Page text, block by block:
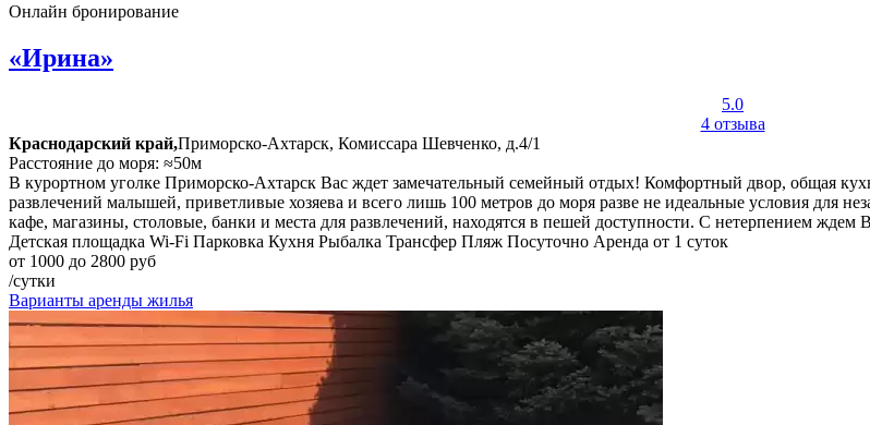
Онлайн бронирование
«Ирина»
5.0
4 отзыва
Краснодарский край,Приморско-Ахтарск, Комиссара Шевченко, д.4/1
Расстояние до моря: ≈50м
В курортном уголке Приморско-Ахтарск Вас ждет замечательный семейный отдых! Комфортный двор, общая
развлечений малышей, приветливые хозяева и всего лишь 100 метров до моря разве не идеальные условия для
кафе, магазины, столовые, банки и места для развлечений, находятся в пешей доступности. С нетерпением ждем
Детская площадка Wi-Fi Парковка Кухня Рыбалка Трансфер Пляж Посуточно Аренда от 1 суток
от 1000 до 2800 руб
/сутки
Варианты аренды жилья